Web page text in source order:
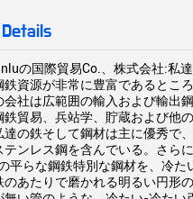
の国際貿易Co.、株式会社:私
鉄資源が非常に豊富であるとこ
会社は広範囲の輸入および輸出
鉄貿易、兵站学、貯蔵および他
達の鉄そして鋼材は主に優秀で
テンレス鋼を含んでいる。さら
平らな鋼鉄特別な鋼材を、冷た
のあたりで磨かれる明るい円形